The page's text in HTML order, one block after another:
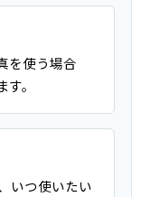
を使う場合
。
いつ使いたい